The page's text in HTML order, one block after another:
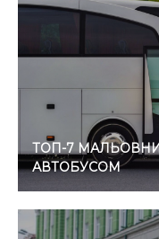
ТОП-7
АВТОБУСОМ